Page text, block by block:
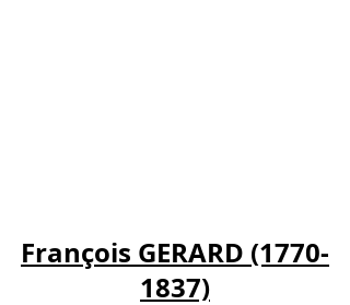
François GERARD (1770-
1837)